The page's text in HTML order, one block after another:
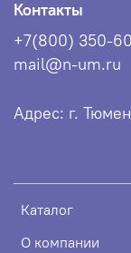
Каталог
О компании
Контакты
+7(800) 350-
mail@n-um.ru
Адрес: г.